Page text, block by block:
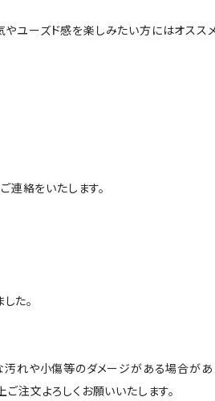
ユーズド感を楽しみたい方にはオスス
連絡をいたします。
た。
汚れや小傷等のダメージがある場合があ
注文よろしくお願いいたします。